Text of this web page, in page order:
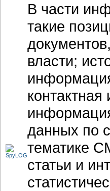
В части
такие
власти;
данных по
тематике
статьи и